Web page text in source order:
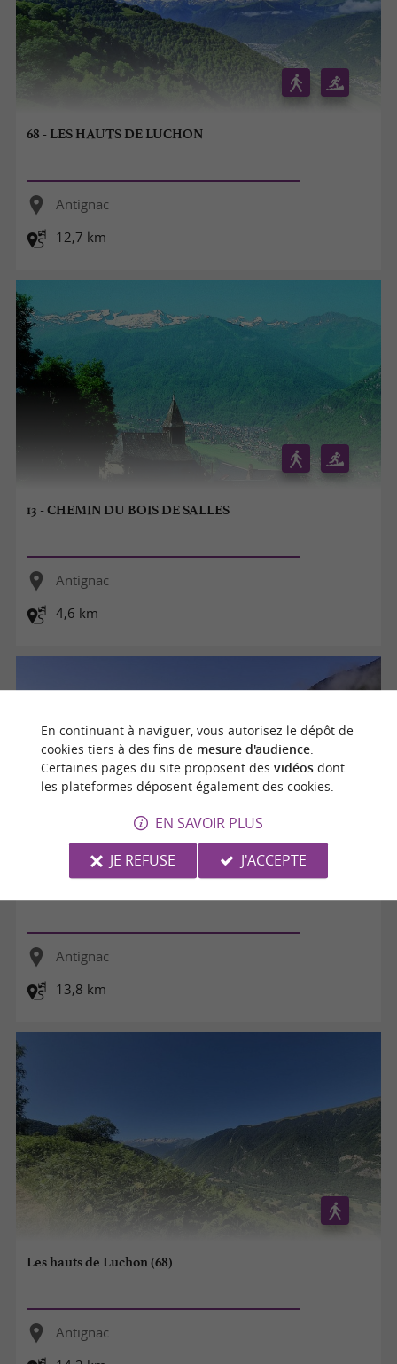
68 - LES HAUTS DE LUCHON
Antignac
12,7 km
13 - CHEMIN DU BOIS DE SALLES
Antignac
4,6 km
Antignac
13,8 km
Les hauts de Luchon (68)
Antignac
En continuant à naviguer, vous autorisez le dépôt de
cookies tiers à des fins de mesure d'audience.
Certaines pages du site proposent des vidéosdont
les plateformes déposent également des cookies.
EN SAVOIR PLUS
JE REFUSE
J'ACCEPTE